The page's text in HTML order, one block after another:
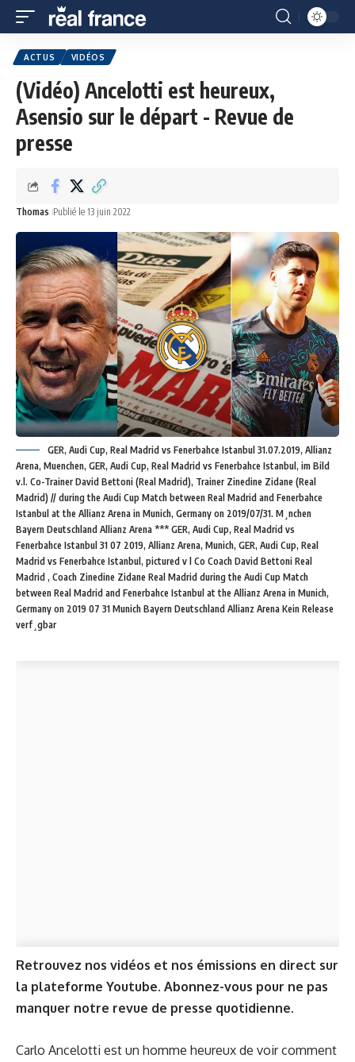
ACTUS VIDÉOS
(Vidéo) Ancelotti est heureux,
Asensio sur le départ - Revue de
presse
Thomas Publié le 13 juin 2022
GER, Audi Cup, Real Madrid vs Fenerbahce Istanbul 31.07.2019, Allianz
Arena, Muenchen, GER, Audi Cup, Real Madrid vs Fenerbahce Istanbul, im Bild
v.l. Co-Trainer David Bettoni (Real Madrid), Trainer Zinedine Zidane (Real
Madrid) // during the Audi Cup Match between Real Madrid and Fenerbahce
Istanbul at the Allianz Arena in Munich, Germany on 2019/07/31. M¸nchen
Bayern Deutschland Allianz Arena *** GER, Audi Cup, Real Madrid vs
Fenerbahce Istanbul 31 07 2019, Allianz Arena, Munich, GER, Audi Cup, Real
Madrid vs Fenerbahce Istanbul, pictured v l Co Coach David Bettoni Real
Madrid , Coach Zinedine Zidane Real Madrid during the Audi Cup Match
between Real Madrid and Fenerbahce Istanbul at the Allianz Arena in Munich,
Germany on 2019 07 31 Munich Bayern Deutschland Allianz Arena Kein Release
verf¸gbar
Retrouvez nos vidéos et nos émissions en direct sur
la plateforme Youtube. Abonnez-vous pour ne pas
manquer notre revue de presse quotidienne.
Carlo Ancelotti est un homme heureux de voir comment